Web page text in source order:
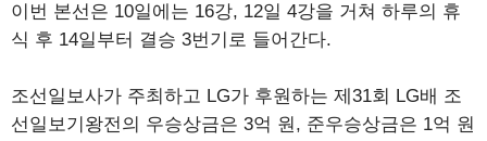
이번 본선은 10일에는 16강, 12일 4강을 거쳐 하루의 휴
식 후 14일부터 결승 3번기로 들어간다.
조선일보사가 주최하고 LG가 후원하는 제31회 LG배 조
선일보기왕전의 우승상금은 3억 원, 준우승상금은 1억 원